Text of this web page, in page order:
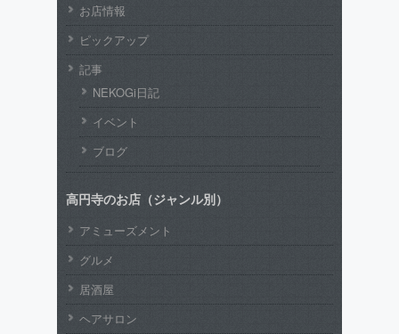
お店情報
ピックアップ
記事
NEKOGi日記
イベント
ブログ
高円寺のお店（ジャンル別）
アミューズメント
グルメ
居酒屋
ヘアサロン